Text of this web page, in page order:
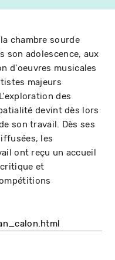
chambre sourde
son adolescence, aux
d'oeuvres musicales
majeurs
des
devint dès lors
son travail. Dès ses
les
ont reçu un accueil
et